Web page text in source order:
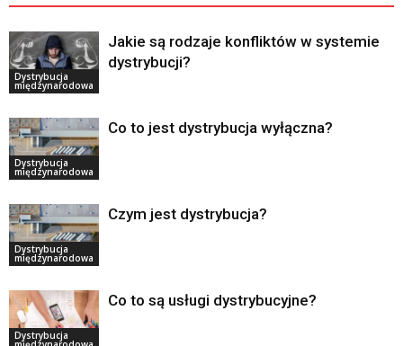
Dystrybucja
międzynarodowa
Jakie są rodzaje konfliktów w systemie
dystrybucji?
Dystrybucja
międzynarodowa
Co to jest dystrybucja wyłączna?
Dystrybucja
międzynarodowa
Czym jest dystrybucja?
Dystrybucja
Co to są usługi dystrybucyjne?